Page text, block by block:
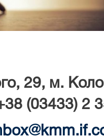
29, м.
(03433) 2